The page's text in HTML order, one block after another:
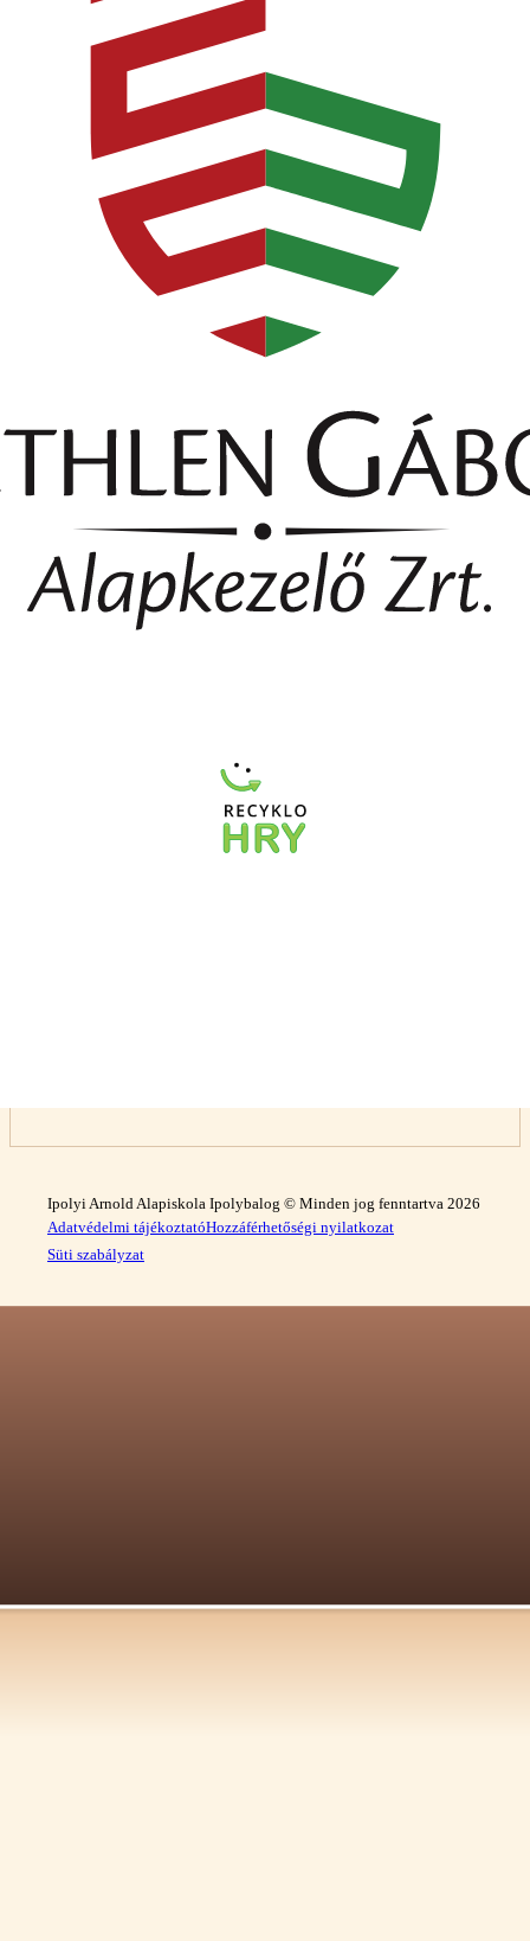
Ipolyi Arnold Alapiskola Ipolybalog © Minden jog fenntartva 2026
Adatvédelmi tájékoztatóHozzáférhetőségi nyilatkozat
Süti szabályzat